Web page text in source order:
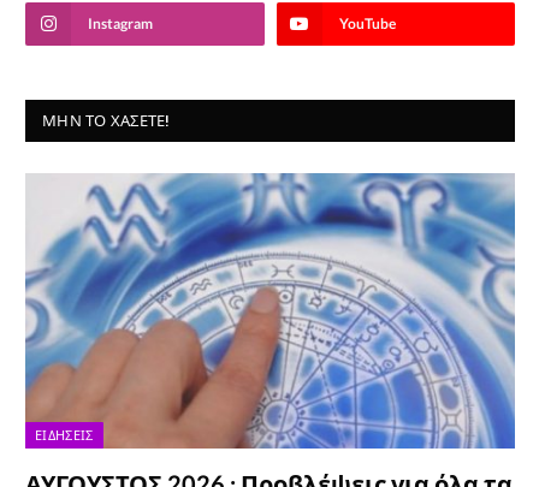
Instagram YouTube
ΜΗΝ ΤΟ ΧΆΣΕΤΕ!
ΕΙΔΉΣΕΙΣ